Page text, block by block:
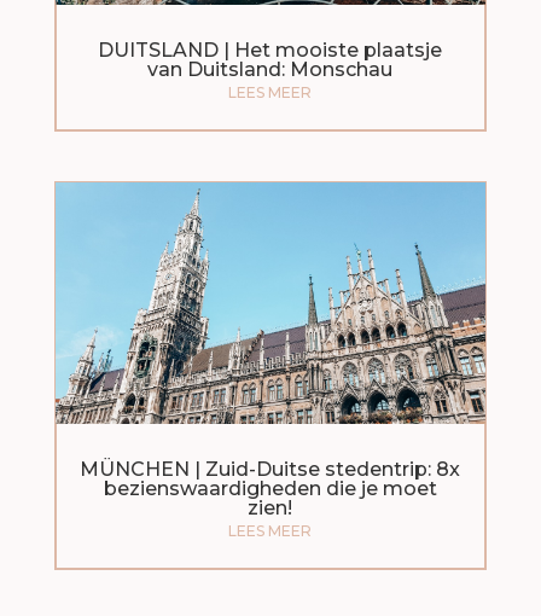
DUITSLAND | Het mooiste plaatsje
van Duitsland: Monschau
LEES MEER
MÜNCHEN | Zuid-Duitse stedentrip: 8x
bezienswaardigheden die je moet
zien!
LEES MEER